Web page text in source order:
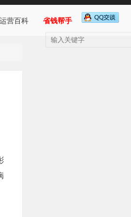
运营百科 省钱帮手